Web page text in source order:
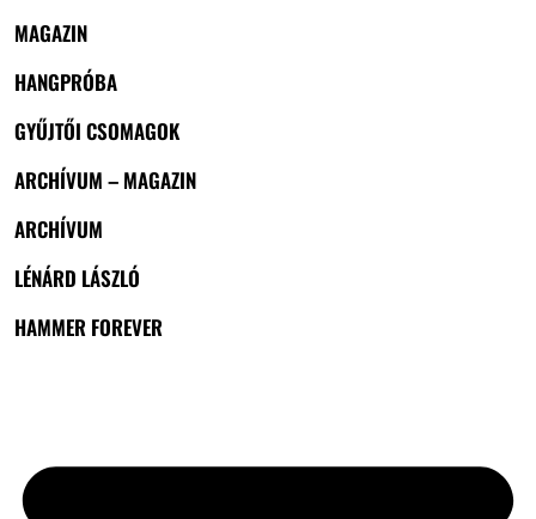
MAGAZIN
HANGPRÓBA
GYŰJTŐI CSOMAGOK
ARCHÍVUM – MAGAZIN
ARCHÍVUM
LÉNÁRD LÁSZLÓ
HAMMER FOREVER